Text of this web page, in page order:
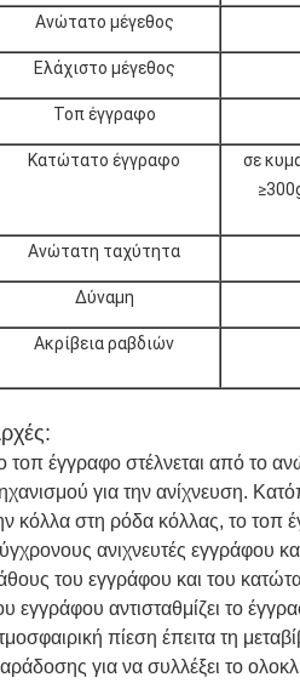
Ανώτατο μέγεθος
Ελάχιστο μέγεθος
Τοπ έγγραφο
Κατώτατο έγγραφο
σε
Ανώτατη ταχύτητα
Δύναμη
Ακρίβεια ραβδιών
τοπ έγγραφο στέλνεται από το
για την ανίχνευση.
κόλλα στη ρόδα κόλλας, το τοπ
ανιχνευτές εγγράφου
του εγγράφου και του
εγγράφου αντισταθμίζει το
πίεση έπειτα τη
για να συλλέξει το